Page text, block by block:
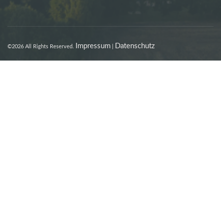
©2026 All Rights Reserved. Impressum | Datenschutz